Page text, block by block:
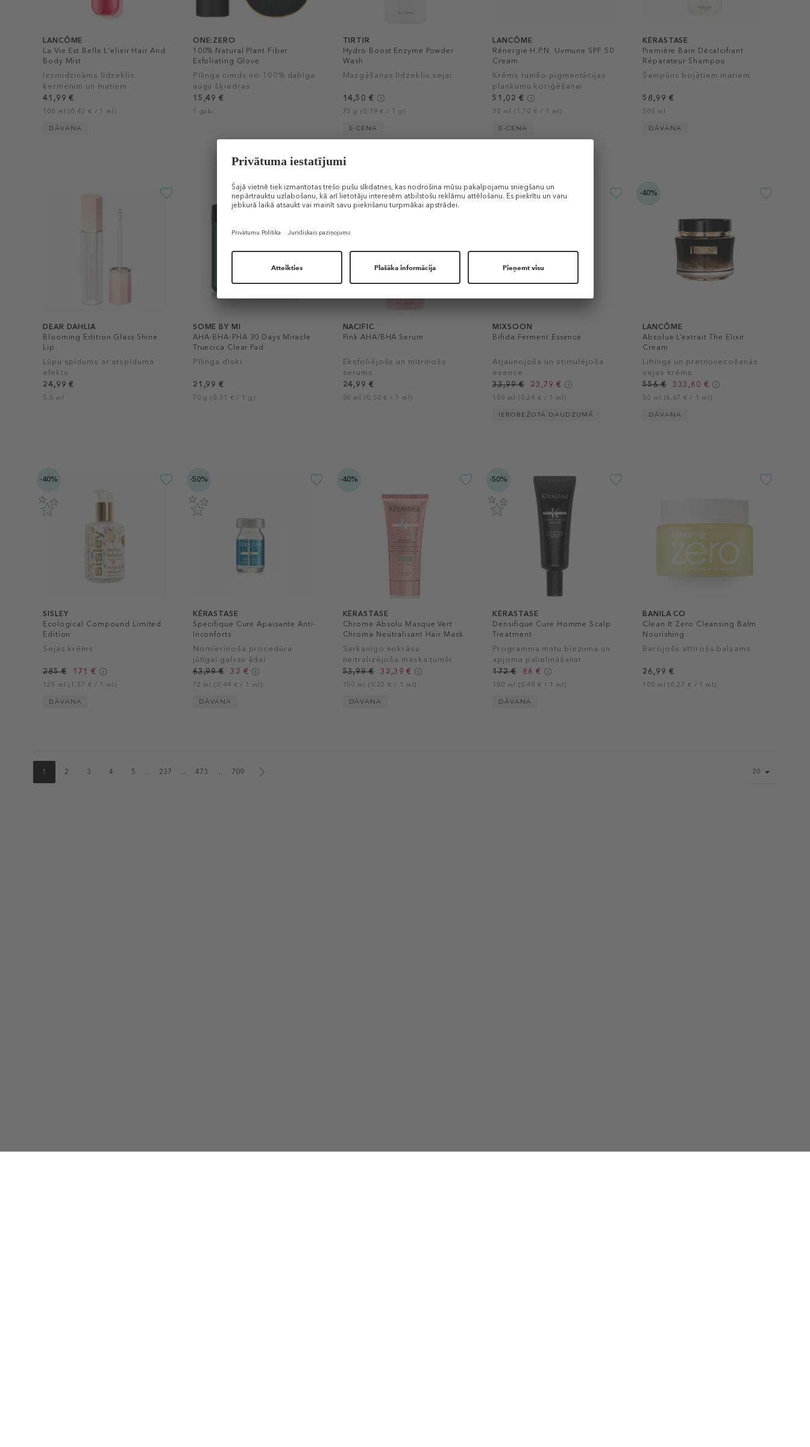
LANCÔME
La Vie Est Belle L'elixir Hair And
Body Mist
Izsmidzināms līdzeklis
ķermenim un matiem
41,99 €
100 ml (0,42 € / 1 ml)
DĀVANA
ONE:ZERO
100% Natural Plant Fiber
Exfoliating Glove
Pīlinga cimds no 100% dabīga
augu šķiedras
15,49 €
1 gab.
TIRTIR
Hydro Boost Enzyme Powder
Wash
Mazgāšanas līdzeklis sejai
14,50 €
75 g (0,19 € / 1 g)
E-CENA
LANCÔME
Rénergie H.P.N. Uvmune SPF 50
Cream
Krēms tumšo pigmentācijas
plankumu koriģēšanai
51,02 €
30 ml (1,70 € / 1 ml)
E-CENA
KÉRASTASE
Première Bain Décalcifiant
Réparateur Shampoo
Šampūns bojātiem matiem
58,99 €
500 ml
DĀVANA
DEAR DAHLIA
Blooming Edition Glass Shine
Lip
Lūpu spīdums ar atspīduma
efektu
24,99 €
5.5 ml
SOME BY MI
AHA-BHA-PHA 30 Days Miracle
Truecica Clear Pad
Pīlinga diski
21,99 €
70 g (0,31 € / 1 g)
NACIFIC
Pink AHA/BHA Serum
Eksfoliējošs un mitrinošs
serums
24,99 €
50 ml (0,50 € / 1 ml)
-30%
MIXSOON
Bifida Ferment Essence
Atjaunojoša un stimulējoša
esence
33,99 €
23,79 €
100 ml (0,24 € / 1 ml)
IEROBEŽOTĀ DAUDZUMĀ
-40%
LANCÔME
Absolue L’extrait The Elixir
Cream
Liftinga un pretnovecošanās
sejas krēms
556 €
333,60 €
50 ml (6,67 € / 1 ml)
DĀVANA
-40%
SISLEY
Ecological Compound Limited
Edition
Sejas krēms
285 € 171 €
125 ml (1,37 € / 1 ml)
DĀVANA
-50%
KÉRASTASE
Specifique Cure Apaisante Anti-
Inconforts
Nomierinoša procedūra
jūtīgai galvas ādai
63,99 €
32 €
72 ml (0,44 € / 1 ml)
DĀVANA
-40%
KÉRASTASE
Chrome Absolu Masque Vert
Chroma Neutralisant Hair Mask
Sarkanīgo nokrāsu
neitralizējoša maska tumši
brūniem matiem
53,99 € 32,39 €
150 ml (0,22 € / 1 ml)
DĀVANA
-50%
KÉRASTASE
Densifique Cure Homme Scalp
Treatment
Programma matu biezuma un
apjoma palielināšanai
172 €
86 €
180 ml (0,48 € / 1 ml)
DĀVANA
BANILA CO
Clean It Zero Cleansing Balm
Nourishing
Barojošs attīrošs balzams
26,99 €
100 ml (0,27 € / 1 ml)
1 2 3 4 5 ... 237 ... 473 ... 709
size
20